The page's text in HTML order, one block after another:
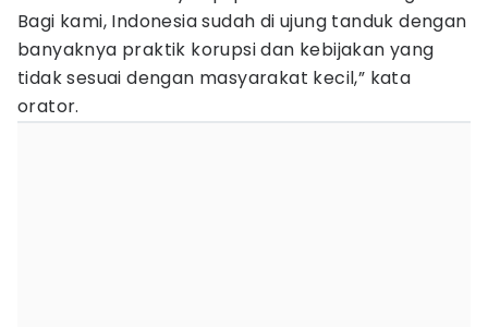
Bagi kami, Indonesia sudah di ujung tanduk dengan
banyaknya praktik korupsi dan kebijakan yang
tidak sesuai dengan masyarakat kecil,” kata
orator.